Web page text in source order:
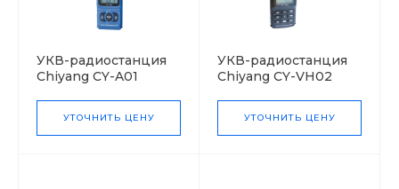
УКВ-радиостанция
Chiyang CY-A01
УТОЧНИТЬ ЦЕНУ
УКВ-радиостанция
Chiyang CY-VH02
УТОЧНИТЬ ЦЕНУ